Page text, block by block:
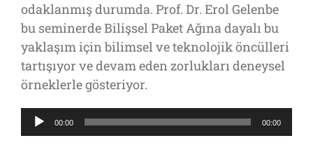
odaklanmış durumda. Prof. Dr. Erol Gelenbe
bu seminerde Bilişsel Paket Ağına dayalı bu
yaklaşım için bilimsel ve teknolojik öncülleri
tartışıyor ve devam eden zorlukları deneysel
örneklerle gösteriyor.
Ses
oynatıcı
00:00 00:00